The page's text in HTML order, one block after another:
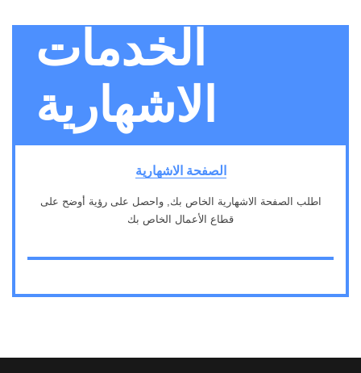
الخدمات
الاشهارية
الصفحة الاشهارية
اطلب الصفحة الاشهارية الخاص بك, واحصل على رؤية أوضح على
قطاع الأعمال الخاص بك